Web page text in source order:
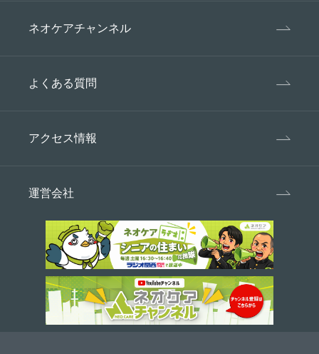
ネオケアチャンネル
よくある質問
アクセス情報
運営会社